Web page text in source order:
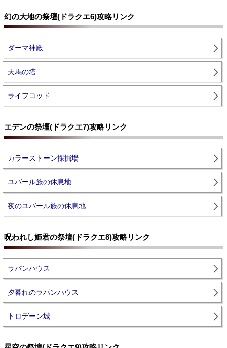
幻の大地の祭壇(ドラクエ6)攻略リンク
ダーマ神殿
天馬の塔
ライフコッド
エデンの祭壇(ドラクエ7)攻略リンク
カラーストーン採掘場
ユバール族の休息地
夜のユバール族の休息地
呪われし姫君の祭壇(ドラクエ8)攻略リンク
ラパンハウス
夕暮れのラパンハウス
トロデーン城